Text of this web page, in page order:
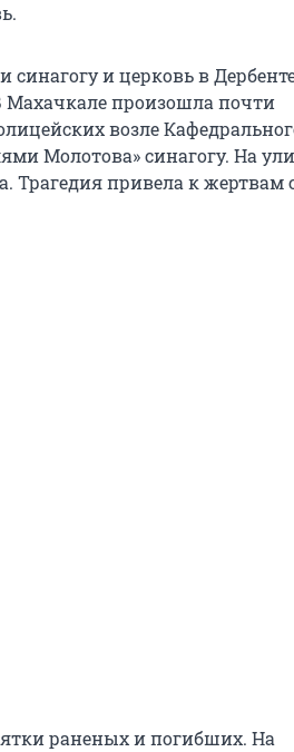
и церковь в
произошла почти
возле
Молотова» синагогу. На
Трагедия привела к жертвам
раненых и погибших. На